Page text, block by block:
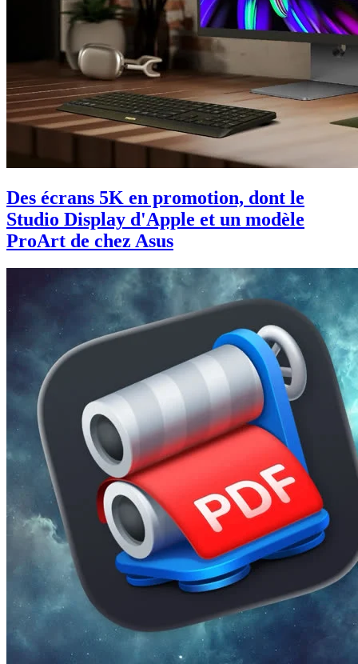
Des écrans 5K en promotion, dont le
Studio Display d'Apple et un modèle
ProArt de chez Asus